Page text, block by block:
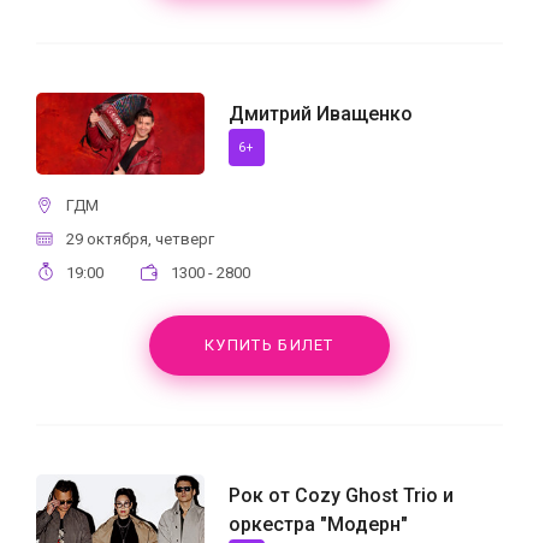
Дмитрий Иващенко
6+
ГДМ
29 октября, четверг
19:00
1300 - 2800
КУПИТЬ БИЛЕТ
Рок от Cozy Ghost Trio и
оркестра "Модерн"